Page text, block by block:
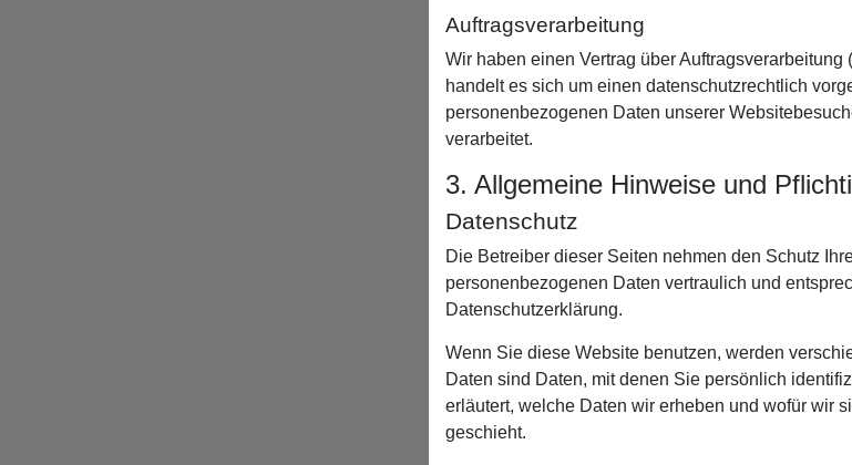
Auftragsverarbeitung
Wir haben einen Vertrag über
handelt es sich um einen datenschutzrechtlich
personenbezogenen Daten unserer
verarbeitet.
3. Allgemeine Hinweise und
Datenschutz
Die Betreiber dieser Seiten nehmen den Schutz
personenbezogenen Daten vertraulich und
Datenschutzerklärung.
Wenn Sie diese Website benutzen, werden
Daten sind Daten, mit denen Sie persönlich
erläutert, welche Daten wir erheben und wofür wir
geschieht.